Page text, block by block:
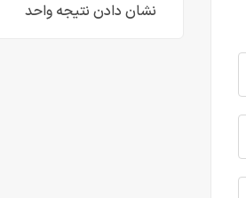
نشان دادن نتیجه واحد